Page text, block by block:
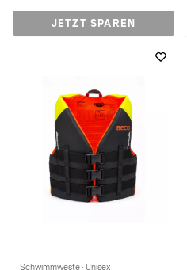
JETZT SPAREN
Schwimmweste · Unisex